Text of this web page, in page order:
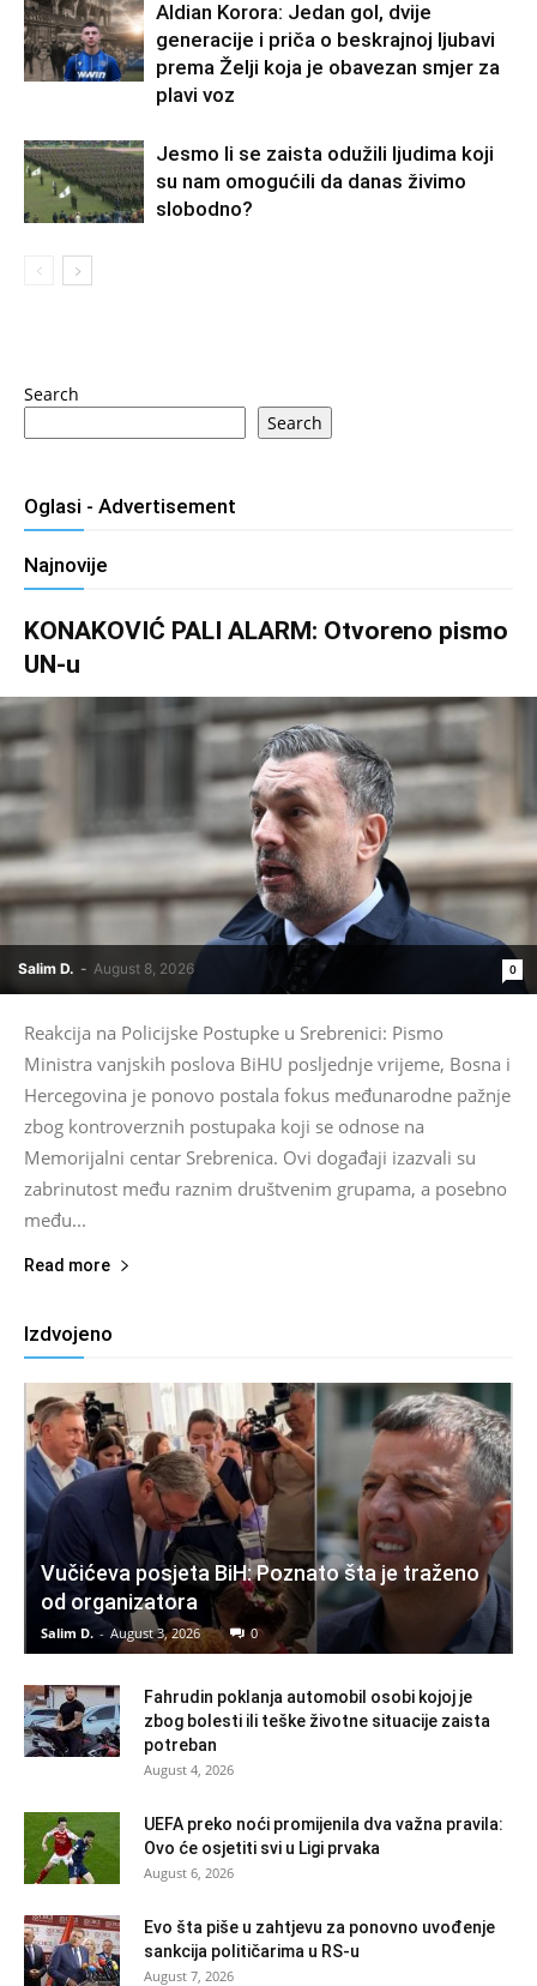
Aldian Korora: Jedan gol, dvije
generacije i priča o beskrajnoj ljubavi
prema Želji koja je obavezan smjer za
plavi voz
Jesmo li se zaista odužili ljudima koji
su nam omogućili da danas živimo
slobodno?
Search
Search
Oglasi - Advertisement
Najnovije
KONAKOVIĆ PALI ALARM: Otvoreno pismo
UN-u
Salim D. - August 8, 2026 0
Reakcija na Policijske Postupke u Srebrenici: Pismo
Ministra vanjskih poslova BiHU posljednje vrijeme, Bosna i
Hercegovina je ponovo postala fokus međunarodne pažnje
zbog kontroverznih postupaka koji se odnose na
Memorijalni centar Srebrenica. Ovi događaji izazvali su
zabrinutost među raznim društvenim grupama, a posebno
među...
Read more
Izdvojeno
Vučićeva posjeta BiH: Poznato šta je traženo
od organizatora
Salim D. - August 3, 2026 0
Fahrudin poklanja automobil osobi kojoj je
zbog bolesti ili teške životne situacije zaista
potreban
August 4, 2026
UEFA preko noći promijenila dva važna pravila:
Ovo će osjetiti svi u Ligi prvaka
August 6, 2026
Evo šta piše u zahtjevu za ponovno uvođenje
sankcija političarima u RS-u
August 7, 2026